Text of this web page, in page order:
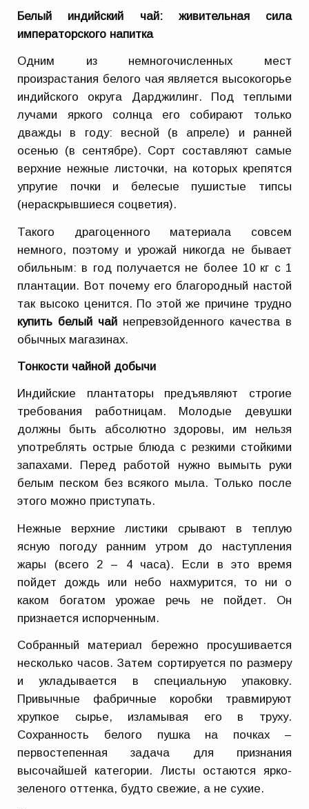
Белый индийский чай: живительная сила
императорского напитка
Одним из немногочисленных мест
произрастания белого чая является высокогорье
индийского округа Дарджилинг. Под теплыми
лучами яркого солнца его собирают только
дважды в году: весной (в апреле) и ранней
осенью (в сентябре). Сорт составляют самые
верхние нежные листочки, на которых крепятся
упругие почки и белесые пушистые типсы
(нераскрывшиеся соцветия).
Такого драгоценного материала совсем
немного, поэтому и урожай никогда не бывает
обильным: в год получается не более 10 кг с 1
плантации. Вот почему его благородный настой
так высоко ценится. По этой же причине трудно
купить белый чай непревзойденного качества в
обычных магазинах.
Тонкости чайной добычи
Индийские плантаторы предъявляют строгие
требования работницам. Молодые девушки
должны быть абсолютно здоровы, им нельзя
употреблять острые блюда с резкими стойкими
запахами. Перед работой нужно вымыть руки
белым песком без всякого мыла. Только после
этого можно приступать.
Нежные верхние листики срывают в теплую
ясную погоду ранним утром до наступления
жары (всего 2 – 4 часа). Если в это время
пойдет дождь или небо нахмурится, то ни о
каком богатом урожае речь не пойдет. Он
признается испорченным.
Собранный материал бережно просушивается
несколько часов. Затем сортируется по размеру
и укладывается в специальную упаковку.
Привычные фабричные коробки травмируют
хрупкое сырье, изламывая его в труху.
Сохранность белого пушка на почках –
первостепенная задача для признания
высочайшей категории. Листы остаются ярко-
зеленого оттенка, будто свежие, а не сухие.